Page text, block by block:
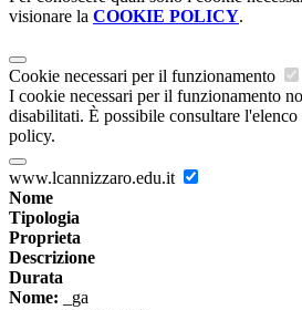
visionare la COOKIE POLICY.
Cookie necessari per il funzionamento
I cookie necessari per il funzionamento
disabilitati. È possibile consultare
policy.
www.lcannizzaro.edu.it
Nome
Tipologia
Proprieta
Descrizione
Durata
Nome: _ga